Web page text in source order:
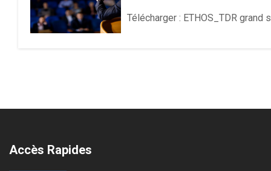
Télécharger : ETHOS_TDR grand
Accès Rapides